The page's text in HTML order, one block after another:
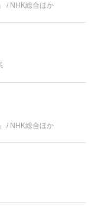
NHK総合ほか
NHK総合ほか